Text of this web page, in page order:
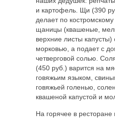
и картофель. Щи (390
делает по
щаницы (квашеные,
верхние листы капусты)
морковью, а подает с
четверговой солью.
(450 руб.) варится на
говяжьим языком,
говяжьей голенью,
квашеной капустой и
На горячее в ресторане